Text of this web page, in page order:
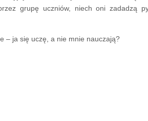
grupę uczniów, niech oni zadadzą
– ja się uczę, a nie mnie nauczają?